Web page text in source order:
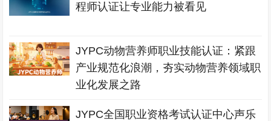
程师认证让专业能力被看见
JYPC动物营养师职业技能认证：紧跟
产业规范化浪潮，夯实动物营养领域职
业化发展之路
JYPC全国职业资格考试认证中心声乐